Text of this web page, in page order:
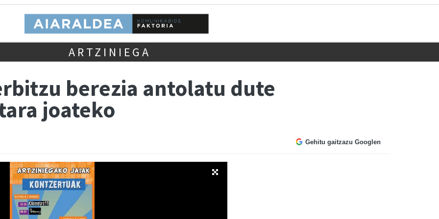
ARTZINIEGA
berezia antolatu dute
joateko
Gehitu gaitzazu Googlen